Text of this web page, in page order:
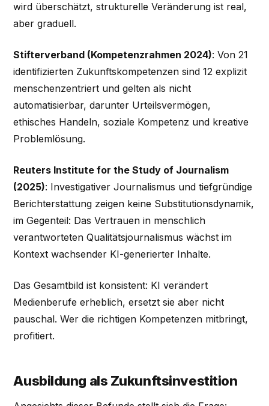
wird überschätzt, strukturelle Veränderung ist real,
aber graduell.
Stifterverband (Kompetenzrahmen 2024): Von 21
identifizierten Zukunftskompetenzen sind 12 explizit
menschenzentriert und gelten als nicht
automatisierbar, darunter Urteilsvermögen,
ethisches Handeln, soziale Kompetenz und kreative
Problemlösung.
Reuters Institute for the Study of Journalism
(2025): Investigativer Journalismus und tiefgründige
Berichterstattung zeigen keine Substitutionsdynamik,
im Gegenteil: Das Vertrauen in menschlich
verantworteten Qualitätsjournalismus wächst im
Kontext wachsender KI-generierter Inhalte.
Das Gesamtbild ist konsistent: KI verändert
Medienberufe erheblich, ersetzt sie aber nicht
pauschal. Wer die richtigen Kompetenzen mitbringt,
profitiert.
Ausbildung als Zukunftsinvestition